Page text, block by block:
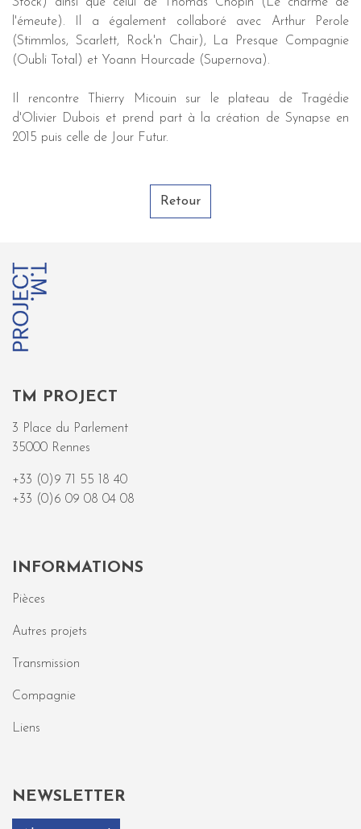
l'émeute). Il a également collaboré avec Arthur Perole
(Stimmlos, Scarlett, Rock'n Chair), La Presque Compagnie
(Oubli Total) et Yoann Hourcade (Supernova).
Il rencontre Thierry Micouin sur le plateau de Tragédie
d'Olivier Dubois et prend part à la création de Synapse en
2015 puis celle de Jour Futur.
Retour
TM PROJECT
3 Place du Parlement
35000 Rennes
+33 (0)9 71 55 18 40
+33 (0)6 09 08 04 08
INFORMATIONS
Pièces
Autres projets
Transmission
Compagnie
Liens
NEWSLETTER